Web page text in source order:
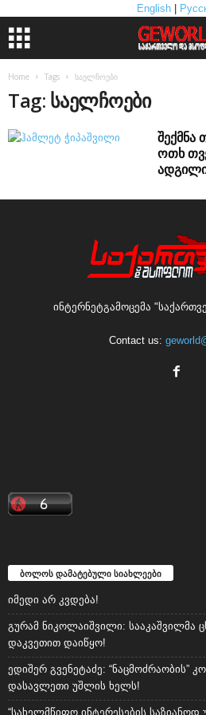
English
Home Tags საელჩოები
Tag: საელჩოები
ოთხ
ინტერნეტგამოცემა
Contact us:
ბოლოს დამატებული სიახლეები
იმედი არ კვდება!
გურამ ნიკოლაიშვილი: სააკაშვილმა
დაკვეთით დაიწყო!
ედიშერ გვენეტაძე: “ნაცმოძრაობის”
დასავლეთი უშლის ხელს!
“სახელმწიფო ინტერესების